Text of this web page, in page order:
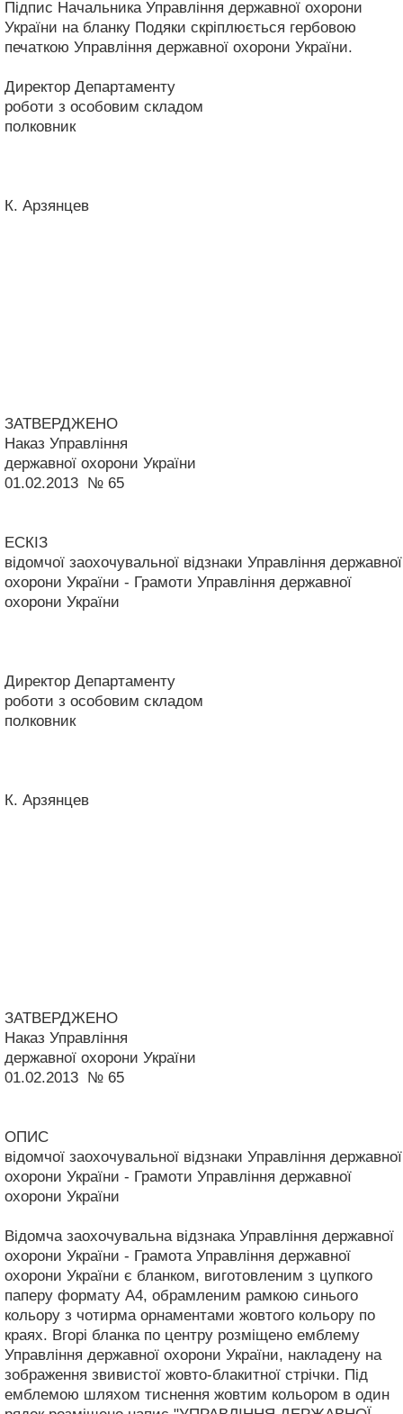
Підпис Начальника Управління державної охорони
України на бланку Подяки скріплюється гербовою
печаткою Управління державної охорони України.
Директор Департаменту
роботи з особовим складом
полковник
К. Арзянцев
ЗАТВЕРДЖЕНО
Наказ Управління
державної охорони України
01.02.2013 № 65
ЕСКІЗ
відомчої заохочувальної відзнаки Управління державної
охорони України - Грамоти Управління державної
охорони України
Директор Департаменту
роботи з особовим складом
полковник
К. Арзянцев
ЗАТВЕРДЖЕНО
Наказ Управління
державної охорони України
01.02.2013 № 65
ОПИС
відомчої заохочувальної відзнаки Управління державної
охорони України - Грамоти Управління державної
охорони України
Відомча заохочувальна відзнака Управління державної
охорони України - Грамота Управління державної
охорони України є бланком, виготовленим з цупкого
паперу формату А4, обрамленим рамкою синього
кольору з чотирма орнаментами жовтого кольору по
краях. Вгорі бланка по центру розміщено емблему
Управління державної охорони України, накладену на
зображення звивистої жовто-блакитної стрічки. Під
емблемою шляхом тиснення жовтим кольором в один